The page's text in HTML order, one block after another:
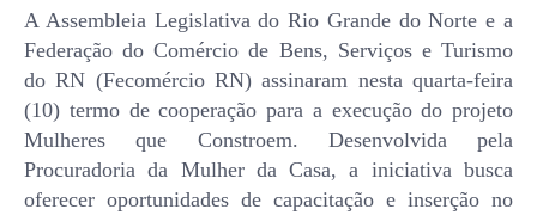
A Assembleia Legislativa do Rio Grande do Norte e a
Federação do Comércio de Bens, Serviços e Turismo
do RN (Fecomércio RN) assinaram nesta quarta-feira
(10) termo de cooperação para a execução do projeto
Mulheres que Constroem. Desenvolvida pela
Procuradoria da Mulher da Casa, a iniciativa busca
oferecer oportunidades de capacitação e inserção no